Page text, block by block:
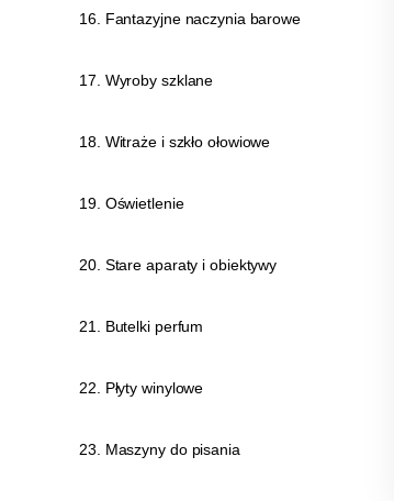
16. Fantazyjne naczynia barowe
17. Wyroby szklane
18. Witraże i szkło ołowiowe
19. Oświetlenie
20. Stare aparaty i obiektywy
21. Butelki perfum
22. Płyty winylowe
23. Maszyny do pisania